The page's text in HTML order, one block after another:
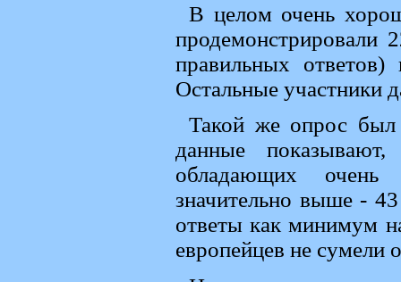
В целом очень
продемонстрировали
правильных
Остальные участники
Такой же опрос был
данные
обладающих очень
значительно выше -
ответы как минимум
европейцев не сумели